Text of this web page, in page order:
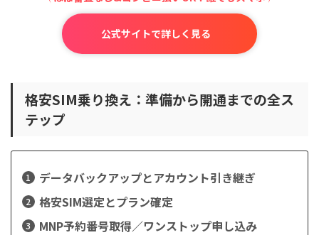
公式サイトで詳しく見る
格安SIM乗り換え：準備から開通までの全ス
テップ
データバックアップとアカウント引き継ぎ
格安SIM選定とプラン確定
MNP予約番号取得／ワンストップ申し込み